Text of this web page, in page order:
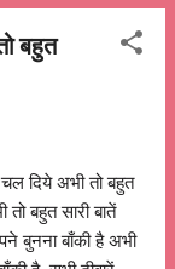
my pride that
been robbed
and I'm
that shadow of
Jhureley -- --o
बहुत
दिये अभी तो बहुत
तो बहुत सारी बातें
बुनना बाँकी है अभी